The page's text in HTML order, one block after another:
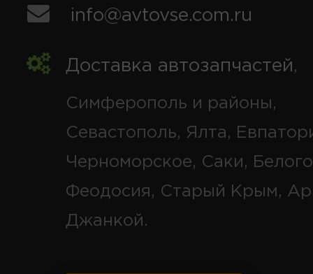
info@avtovse.com.ru
Доставка автозапчастей,
Симферополь и районы,
Севастополь, Ялта,
Черноморское, Саки,
Феодосия, Старый Крым,
Джанкой.